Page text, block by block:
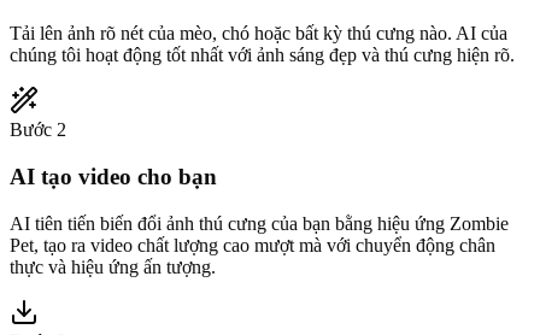
Tải lên ảnh rõ nét của mèo, chó hoặc bất kỳ thú cưng nào. AI của
chúng tôi hoạt động tốt nhất với ảnh sáng đẹp và thú cưng hiện rõ.
Bước 2
AI tạo video cho bạn
AI tiên tiến biến đổi ảnh thú cưng của bạn bằng hiệu ứng Zombie
Pet, tạo ra video chất lượng cao mượt mà với chuyển động chân
thực và hiệu ứng ấn tượng.